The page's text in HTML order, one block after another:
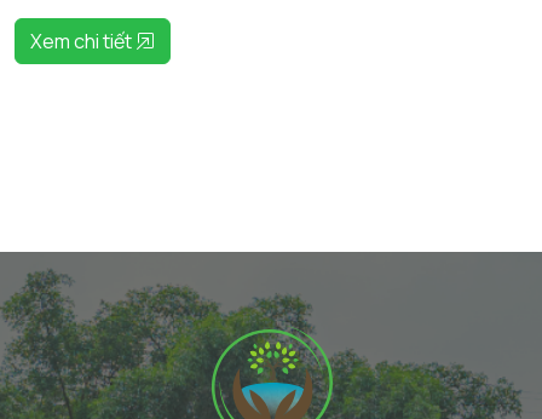
Xem chi tiết